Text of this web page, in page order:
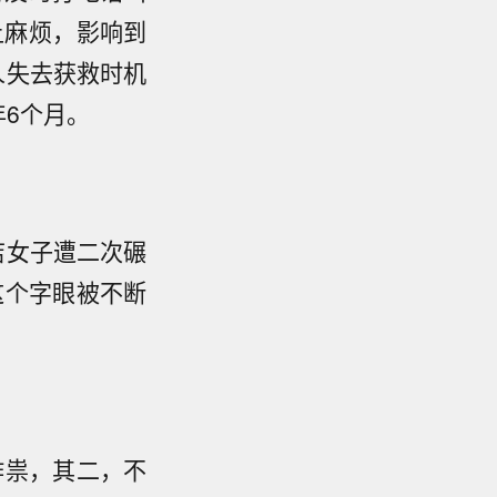
烦，影响到
去获救时机
个月。
子遭二次碾
字眼被不断
，其二，不